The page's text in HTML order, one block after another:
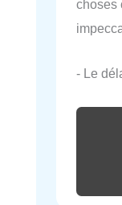
choses
- Le